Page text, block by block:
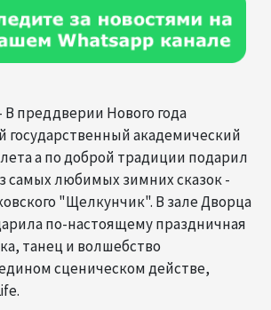
В преддверии Нового года
государственный академический
а по доброй традиции подарил
самых любимых зимних сказок -
"Щелкунчик". В зале Дворца
по-настоящему праздничная
танец и волшебство
сценическом действе,